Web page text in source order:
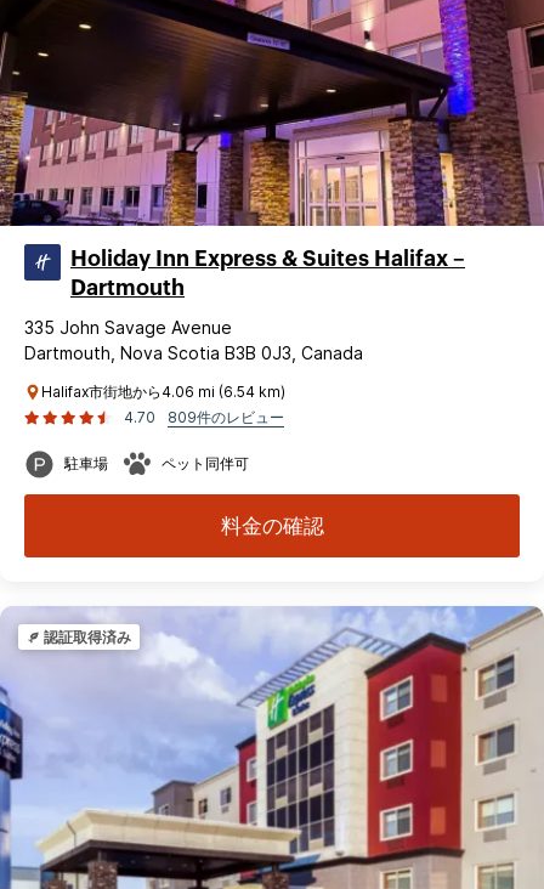
Holiday Inn Express & Suites Halifax –
Dartmouth
335 John Savage Avenue
Dartmouth, Nova Scotia B3B 0J3, Canada
Halifax市街地から4.06 mi (6.54 km)
4.70
809件のレビュー
駐車場 ペット同伴可
料金の確認
認証取得済み